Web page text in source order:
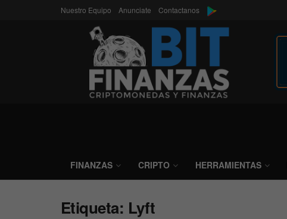
Nuestro Equipo Anunciate Contactanos
FINANZAS CRIPTO HERRAMIENTAS
Etiqueta: Lyft